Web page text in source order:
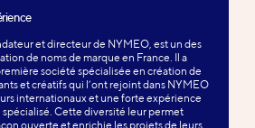
et directeur de NYMEO, est un des
de noms de marque en France. Il a
société spécialisée en création de
et créatifs qui l’ont rejoint dans NYMEO
internationaux et une forte expérience
spécialisé. Cette diversité leur permet
ouverte et enrichie les projets de leurs